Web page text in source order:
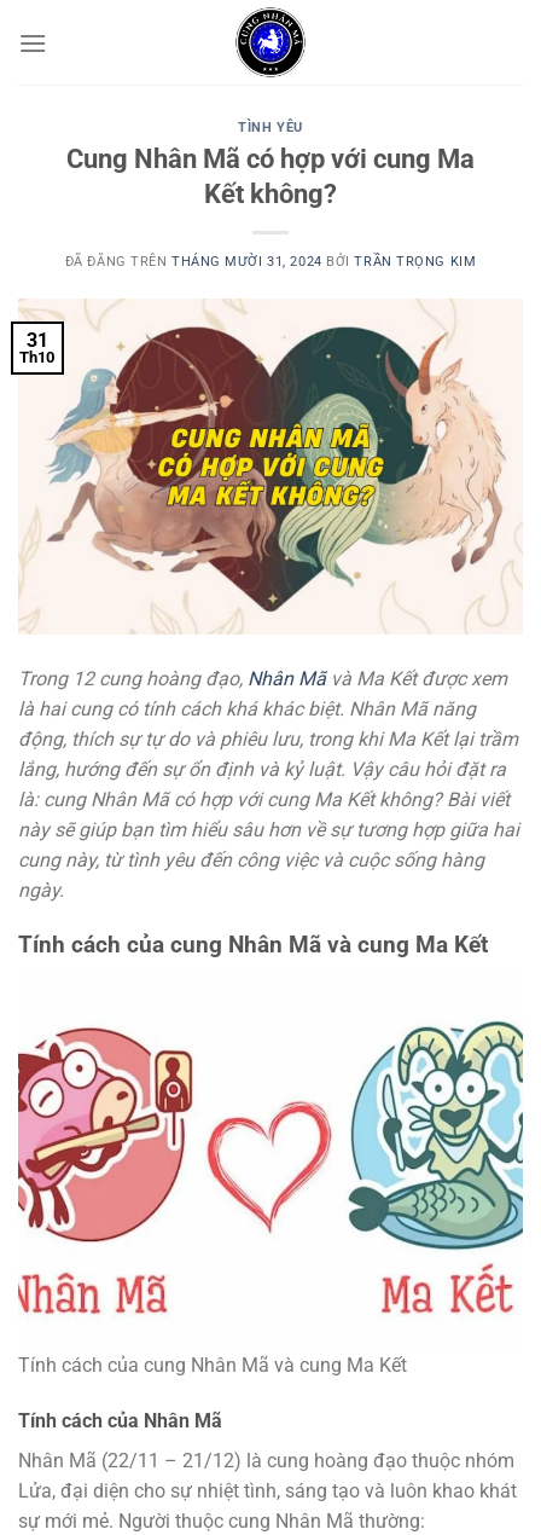
đến
TÌNH YÊU
Cung Nhân Mã có hợp với cung Ma
Kết không?
ĐÃ ĐĂNG TRÊN THÁNG MƯỜI 31, 2024 BỞITRẦN TRỌNG KIM
31
Th10
Trong 12 cung hoàng đạo, Nhân Mãvà Ma Kết được xem
là hai cung có tính cách khá khác biệt. Nhân Mã năng
động, thích sự tự do và phiêu lưu, trong khi Ma Kết lại trầm
lắng, hướng đến sự ổn định và kỷ luật. Vậy câu hỏi đặt ra
là: cung Nhân Mã có hợp với cung Ma Kết không? Bài viết
này sẽ giúp bạn tìm hiểu sâu hơn về sự tương hợp giữa hai
cung này, từ tình yêu đến công việc và cuộc sống hàng
ngày.
Tính cách của cung Nhân Mã và cung Ma Kết
Tính cách của cung Nhân Mã và cung Ma Kết
Tính cách của Nhân Mã
Nhân Mã (22/11 – 21/12) là cung hoàng đạo thuộc nhóm
Lửa, đại diện cho sự nhiệt tình, sáng tạo và luôn khao khát
sự mới mẻ. Người thuộc cung Nhân Mã thường: